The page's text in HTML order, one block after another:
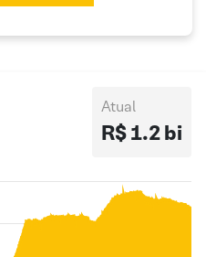
Atual
R$ 1.2 bi